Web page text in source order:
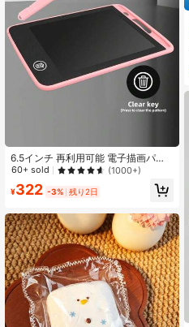
6.5インチ 再利用可能 電子描画パッ
ド スマート描画機能付き、スタイリ
ランダムで発送)、新学期シーズンの
60+ sold (1000+)
¥322 -3% 残り2日